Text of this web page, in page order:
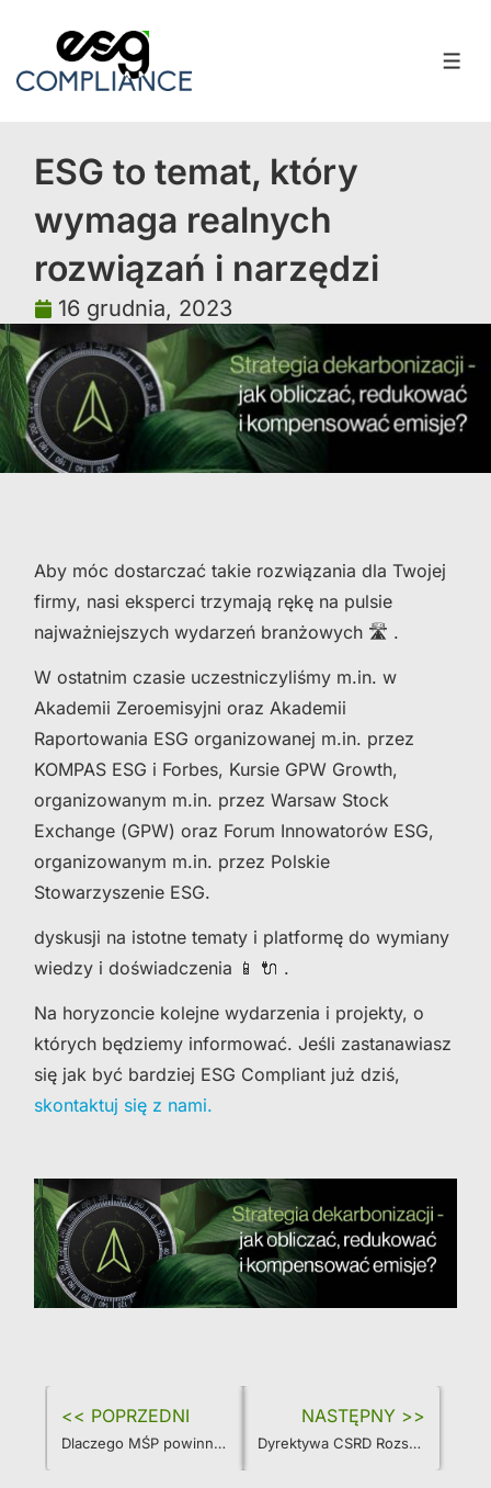
ESG to temat, który
wymaga realnych
rozwiązań i narzędzi
16 grudnia, 2023
Aby móc dostarczać takie rozwiązania dla Twojej
firmy, nasi eksperci trzymają rękę na pulsie
najważniejszych wydarzeń branżowych 🛣 .
W ostatnim czasie uczestniczyliśmy m.in. w
Akademii Zeroemisyjni oraz Akademii
Raportowania ESG organizowanej m.in. przez
KOMPAS ESG i Forbes, Kursie GPW Growth,
organizowanym m.in. przez Warsaw Stock
Exchange (GPW) oraz Forum Innowatorów ESG,
organizowanym m.in. przez Polskie
Stowarzyszenie ESG.
dyskusji na istotne tematy i platformę do wymiany
wiedzy i doświadczenia 📱 🔌 .
Na horyzoncie kolejne wydarzenia i projekty, o
których będziemy informować. Jeśli zastanawiasz
się jak być bardziej ESG Compliant już dziś,
skontaktuj się z nami.
<< POPRZEDNI
Dlaczego MŚP powinno już teraz zacząć wdrażać standardy ESG?
NASTĘPNY >>
Dyrektywa CSRD Rozszerza Zakres Raportowania ESG